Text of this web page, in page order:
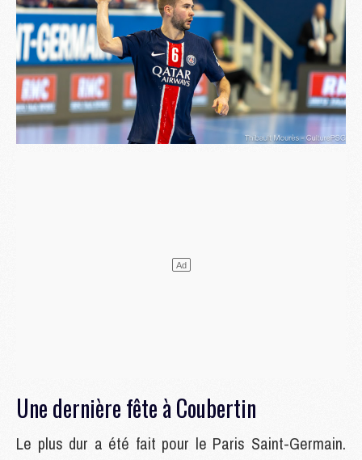
Une dernière fête à Coubertin
Le plus dur a été fait pour le Paris Saint-Germain.